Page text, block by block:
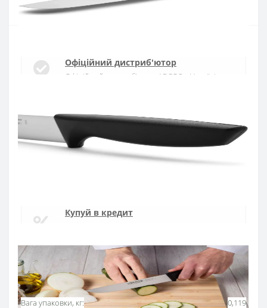
Основні характеристики Всі характеристики
Вага упаковки, кг:
0,119
Офіційний дистриб'ютор
Офіційний дистриб'ютор ARCOS в Україні
Швидка доставка
Доставка протягом 1-3 днів по Україні
Гарантія якості
Купуй в кредит